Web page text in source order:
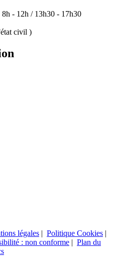
- 12h / 13h30 - 17h30
civil )
légales | Politique Cookies |
: non conforme | Plan du